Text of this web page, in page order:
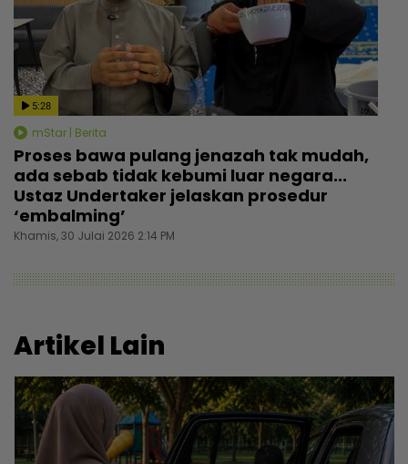
5:28
mStar | Berita
Proses bawa pulang jenazah tak mudah,
ada sebab tidak kebumi luar negara...
Ustaz Undertaker jelaskan prosedur
‘embalming’
Khamis, 30 Julai 2026 2:14 PM
Artikel Lain